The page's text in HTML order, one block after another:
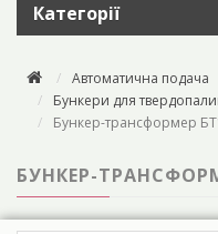
Категорії
Автоматична подача
Бункери для
Бункер-трансформер
БУНКЕР-